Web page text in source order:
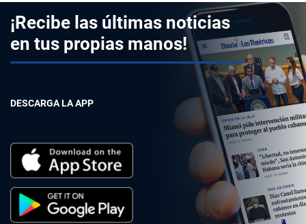
¡Recibe las últimas noticias
en tus propias manos!
DESCARGA LA APP